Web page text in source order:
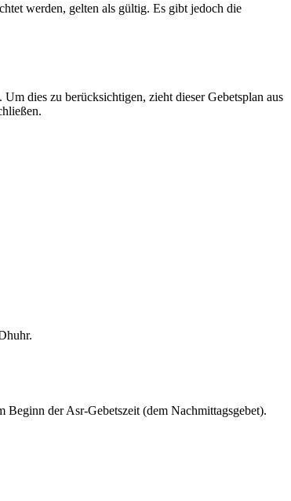
werden, gelten als gültig. Es gibt jedoch die
dies zu berücksichtigen, zieht dieser Gebetsplan aus
Beginn der Asr-Gebetszeit (dem Nachmittagsgebet).